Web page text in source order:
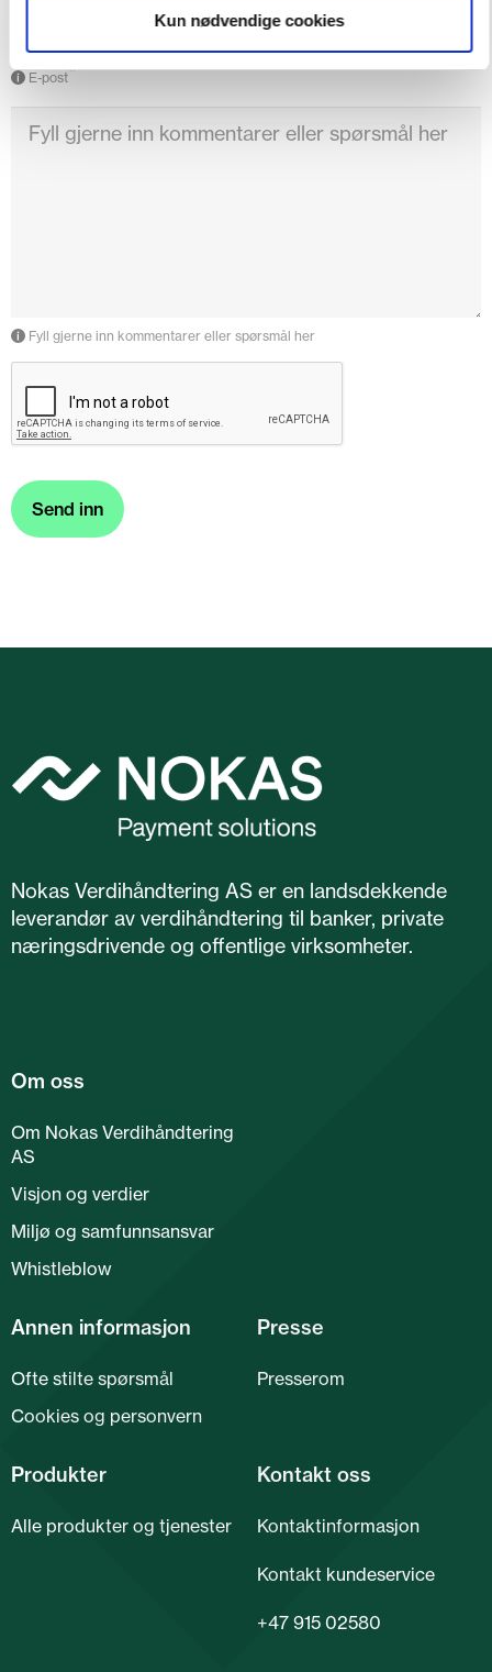
Kun nødvendige cookies
E-post*
Fyll gjerne inn kommentarer eller spørsmål her
Send inn
Nokas Verdihåndtering AS er en landsdekkende
leverandør av verdihåndtering til banker, private
næringsdrivende og offentlige virksomheter.
Om oss
Om Nokas Verdihåndtering
AS
Visjon og verdier
Miljø og samfunnsansvar
Whistleblow
Annen informasjon
Ofte stilte spørsmål
Cookies og personvern
Presse
Presserom
Produkter
Alle produkter og tjenester
Kontakt oss
Kontaktinformasjon
Kontakt kundeservice
+47 915 02580